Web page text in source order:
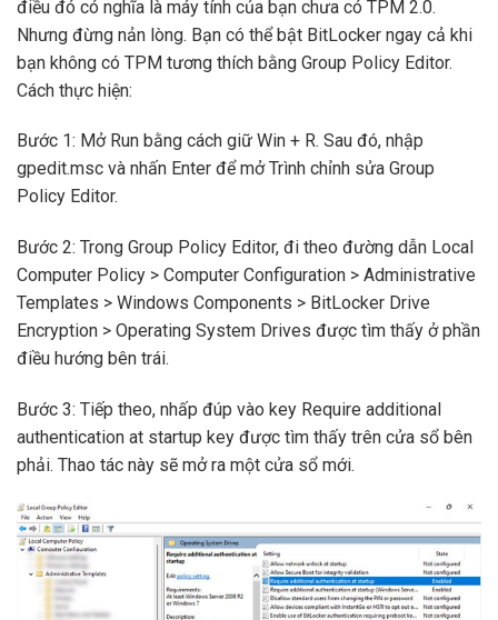
điều đó có nghĩa là máy tính của bạn chưa có TPM 2.0.
Nhưng đừng nản lòng. Bạn có thể bật BitLocker ngay cả khi
bạn không có TPM tương thích bằng Group Policy Editor.
Cách thực hiện:
Bước 1: Mở Run bằng cách giữ Win + R. Sau đó, nhập
gpedit.msc và nhấn Enter để mở Trình chỉnh sửa Group
Policy Editor.
Bước 2: Trong Group Policy Editor, đi theo đường dẫn Local
Computer Policy > Computer Configuration > Administrative
Templates > Windows Components > BitLocker Drive
Encryption > Operating System Drives được tìm thấy ở phần
điều hướng bên trái.
Bước 3: Tiếp theo, nhấp đúp vào key Require additional
authentication at startup key được tìm thấy trên cửa sổ bên
phải. Thao tác này sẽ mở ra một cửa sổ mới.